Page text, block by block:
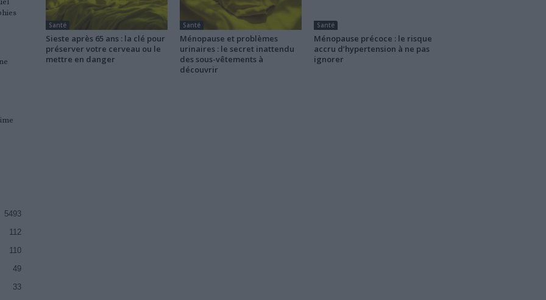
Santé
Sieste après 65 ans : la clé pour
préserver votre cerveau ou le
mettre en danger
Santé
Ménopause et problèmes
urinaires : le secret inattendu
des sous-vêtements à
découvrir
Santé
Ménopause précoce : le risque
accru d’hypertension à ne pas
ignorer
5493
112
110
49
33